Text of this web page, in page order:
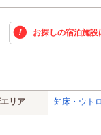
お探しの宿泊施設
リア 知床・ウト